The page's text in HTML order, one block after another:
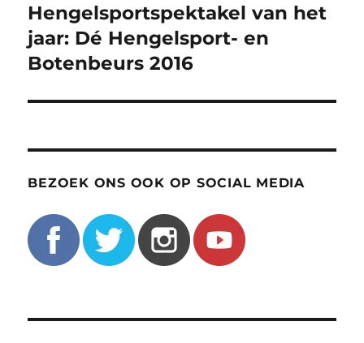
navigatie
Hengelsportspektakel van het
jaar: Dé Hengelsport- en
Botenbeurs 2016
BEZOEK ONS OOK OP SOCIAL MEDIA